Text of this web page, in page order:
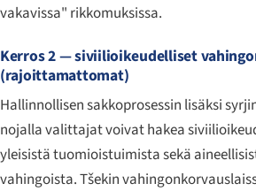
vakavissa" rikkomuksissa.
Kerros 2 — siviilioikeudelliset
(rajoittamattomat)
Hallinnollisen sakkoprosessin lisäksi
nojalla valittajat voivat hakea
yleisistä tuomioistuimista sekä
vahingoista. Tšekin